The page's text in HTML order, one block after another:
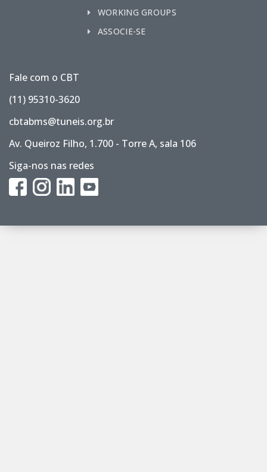
WORKING GROUPS
ASSOCIE-SE
Fale com o CBT
(11) 95310-3620
cbtabms@tuneis.org.br
Av. Queiroz Filho, 1.700 - Torre A, sala 106
Siga-nos nas redes